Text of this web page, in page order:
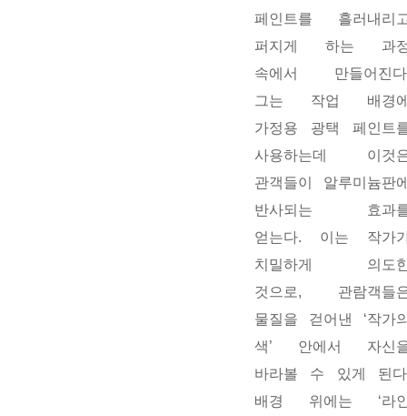
페인트를 흘러내리
퍼지게 하는 과
속에서 만들어진
그는 작업 배경
가정용 광택 페인트
사용하는데 이것
관객들이 알루미늄판
반사되는 효과
얻는다. 이는 작가
치밀하게 의도
것으로, 관람객들
물질을 걷어낸 ‘작가
색’ 안에서 자신
바라볼 수 있게 된
배경 위에는 ‘라